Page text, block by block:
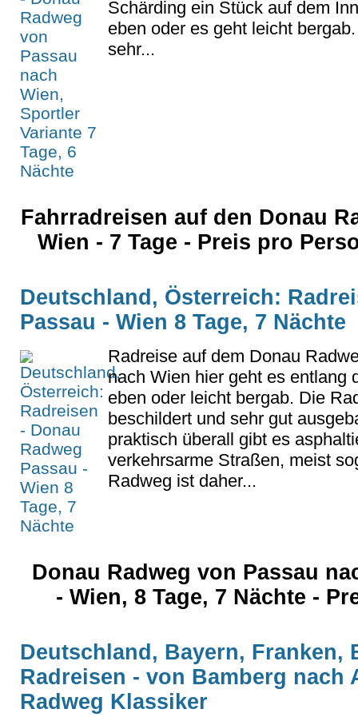
Schärding ein Stück auf dem
eben oder es geht leicht
sehr...
Fahrradreisen auf den Donau
Wien - 7 Tage - Preis pro
Deutschland, Österreich:
Passau - Wien 8 Tage, 7 Nächte
Radreise auf dem Donau
nach Wien hier geht es entlang
eben oder leicht bergab. Die
beschildert und sehr gut
praktisch überall gibt es
verkehrsarme Straßen, meist
Radweg ist daher...
Donau Radweg von Passau
- Wien, 8 Tage, 7 Nächte -
Deutschland, Bayern, Franken,
Radreisen - von Bamberg nach
Radweg Klassiker